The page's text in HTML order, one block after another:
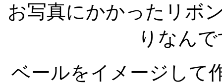
お写真にかかったリボ
りなん
ベールをイメージして